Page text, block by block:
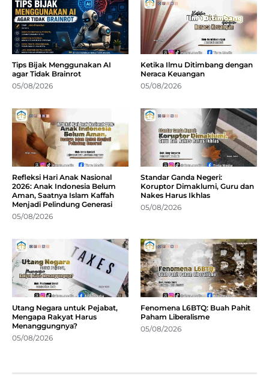
Tips Bijak Menggunakan AI
agar Tidak Brainrot
05/08/2026
Ketika Ilmu Ditimbang dengan
Neraca Keuangan
05/08/2026
Refleksi Hari Anak Nasional
2026: Anak Indonesia Belum
Aman, Saatnya Islam Kaffah
Menjadi Pelindung Generasi
05/08/2026
Standar Ganda Negeri:
Koruptor Dimaklumi, Guru dan
Nakes Harus Ikhlas
05/08/2026
Utang Negara untuk Pejabat,
Mengapa Rakyat Harus
Menanggungnya?
05/08/2026
Fenomena L6BTQ: Buah Pahit
Paham Liberalisme
05/08/2026